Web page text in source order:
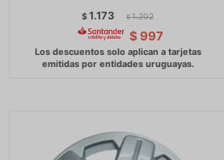
$1.173 $ 1.202
$ 997